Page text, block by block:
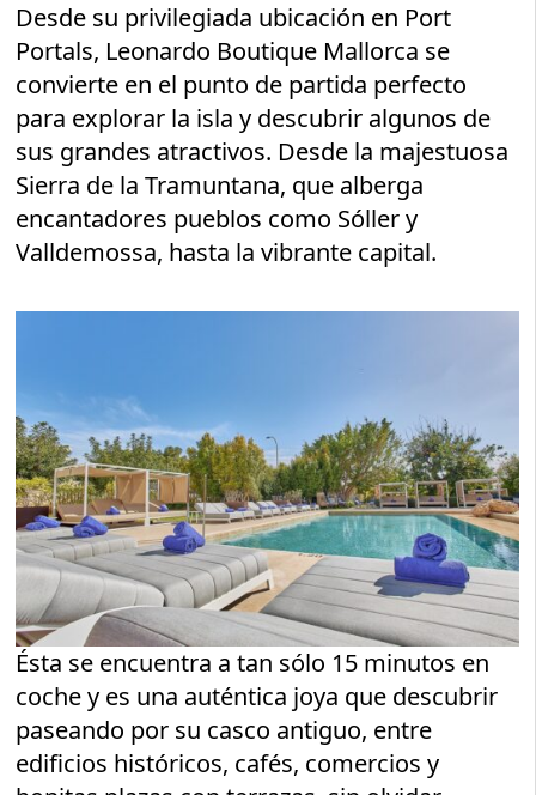
Desde su privilegiada ubicación en Port
Portals, Leonardo Boutique Mallorca se
convierte en el punto de partida perfecto
para explorar la isla y descubrir algunos de
sus grandes atractivos. Desde la majestuosa
Sierra de la Tramuntana, que alberga
encantadores pueblos como Sóller y
Valldemossa, hasta la vibrante capital.
Ésta se encuentra a tan sólo 15 minutos en
coche y es una auténtica joya que descubrir
paseando por su casco antiguo, entre
edificios históricos, cafés, comercios y